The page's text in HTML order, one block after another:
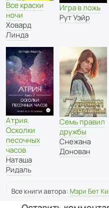
Все краски
ночи
Ховард
Линда
Игра в ложь
Рут Уэйр
Атрия.
Осколки
песочных
часов
Наташа
Ридаль
Семь правил
дружбы
Снежана
Донован
Все книги автора: Мэри Бет